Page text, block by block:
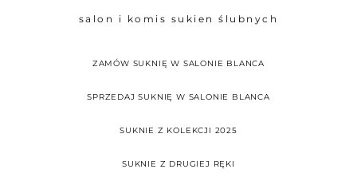
salon i komis sukien ślubnych
ZAMÓW SUKNIĘ W SALONIE BLANCA
SPRZEDAJ SUKNIĘ W SALONIE BLANCA
SUKNIE Z KOLEKCJI 2025
SUKNIE Z DRUGIEJ RĘKI